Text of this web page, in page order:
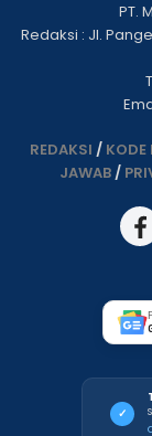
PT.
Redaksi : Jl.
REDAKSI / KODE
JAWAB/
✓